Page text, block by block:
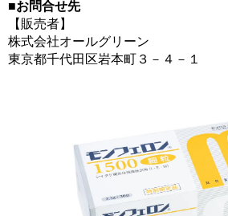
■お問合せ先
【販売者】
株式会社オールグリーン
東京都千代田区岩本町３－４－１